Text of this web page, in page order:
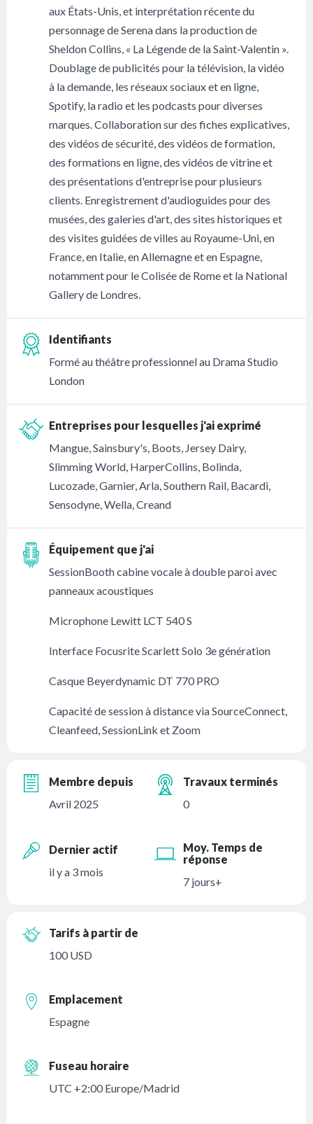
aux États-Unis, et interprétation récente du
personnage de Serena dans la production de
Sheldon Collins, « La Légende de la Saint-Valentin ».
Doublage de publicités pour la télévision, la vidéo
à la demande, les réseaux sociaux et en ligne,
Spotify, la radio et les podcasts pour diverses
marques. Collaboration sur des fiches explicatives,
des vidéos de sécurité, des vidéos de formation,
des formations en ligne, des vidéos de vitrine et
des présentations d'entreprise pour plusieurs
clients. Enregistrement d'audioguides pour des
musées, des galeries d'art, des sites historiques et
des visites guidées de villes au Royaume-Uni, en
France, en Italie, en Allemagne et en Espagne,
notamment pour le Colisée de Rome et la National
Gallery de Londres.
Identifiants
Formé au théâtre professionnel au Drama Studio
London
Entreprises pour lesquelles j'ai exprimé
Mangue, Sainsbury's, Boots, Jersey Dairy,
Slimming World, HarperCollins, Bolinda,
Lucozade, Garnier, Arla, Southern Rail, Bacardi,
Sensodyne, Wella, Creand
Équipement que j'ai
SessionBooth cabine vocale à double paroi avec
panneaux acoustiques
Microphone Lewitt LCT 540 S
Interface Focusrite Scarlett Solo 3e génération
Casque Beyerdynamic DT 770 PRO
Capacité de session à distance via SourceConnect,
Cleanfeed, SessionLink et Zoom
Membre depuis
Avril 2025
Travaux terminés
0
Dernier actif
il y a 3 mois
Moy. Temps de
réponse
7 jours+
Tarifs à partir de
100 USD
Emplacement
Espagne
Fuseau horaire
UTC +2:00 Europe/Madrid